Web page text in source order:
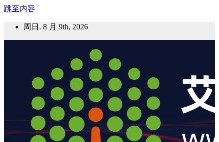
跳至内容
周日. 8 月 9th, 2026